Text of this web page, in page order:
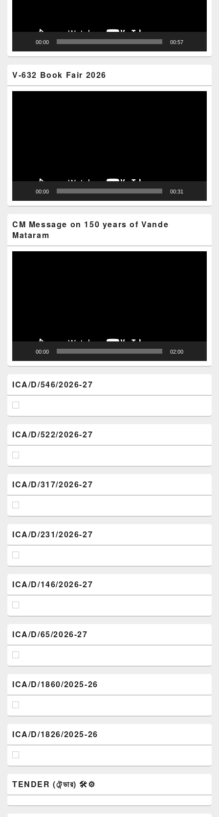
00:00 00:57
V-632 Book Fair 2026
00:00 00:31
CM Message on 150 years of Vande
Mataram
00:00 02:00
ICA/D/546/2026-27
ICA/D/522/2026-27
ICA/D/317/2026-27
ICA/D/231/2026-27
ICA/D/146/2026-27
ICA/D/65/2026-27
ICA/D/1860/2025-26
ICA/D/1826/2025-26
TENDER (টেন্ডার) 🛠️⚙️